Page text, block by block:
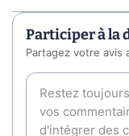
Participer à la
Partagez votre avis